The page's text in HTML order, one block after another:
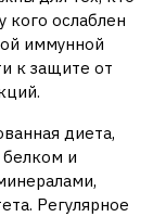
кого ослаблен
иммунной
к защите от
диета,
и
Регулярное